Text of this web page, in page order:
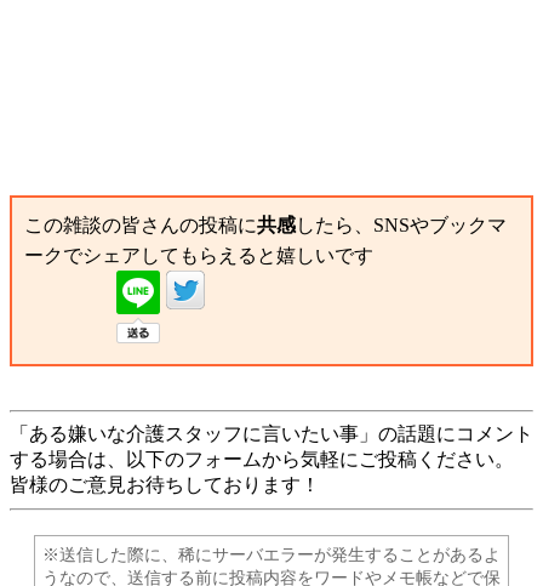
この雑談の皆さんの投稿に共感したら、SNSやブックマ
ークでシェアしてもらえると嬉しいです
「ある嫌いな介護スタッフに言いたい事」の話題にコメント
する場合は、以下のフォームから気軽にご投稿ください。
皆様のご意見お待ちしております！
※送信した際に、稀にサーバエラーが発生することがあるよ
うなので、送信する前に投稿内容をワードやメモ帳などで保